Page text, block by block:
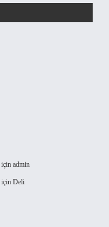
için admin
için Deli